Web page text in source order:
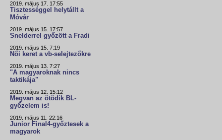
2019. május 17. 17:55
Tisztességgel helytállt a
Móvár
2019. május 15. 17:57
Snelderrel győzött a Fradi
2019. május 15. 7:19
Női keret a vb-selejtezőkre
2019. május 13. 7:27
"A magyaroknak nincs
taktikája"
2019. május 12. 15:12
Megvan az ötödik BL-
győzelem is!
2019. május 11. 22:16
Junior Final4-győztesek a
magyarok